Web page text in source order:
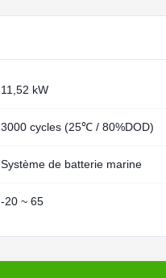
11,52 kW
3000 cycles (25℃ / 80%DOD)
Système de batterie marine
-20 ~ 65